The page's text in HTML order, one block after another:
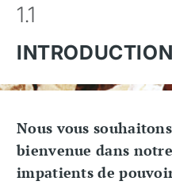
1.1
INTRODUCTION
Nous vous
bienvenue dans
impatients de